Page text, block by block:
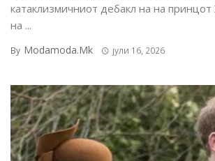
катаклизмичниот дебакл на на
на ...
By Modamoda.mk јули 16, 2026